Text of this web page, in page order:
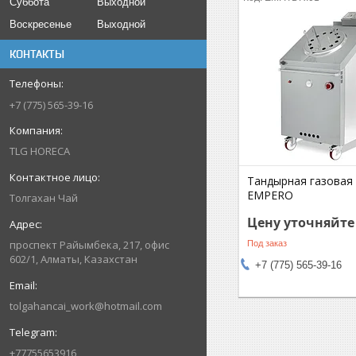
Воскресенье
Выходной
КОНТАКТЫ
+7 (775) 565-39-16
TLG HORECA
Толгахан Чай
проспект Райымбека, 217, офис
602/1, Алматы, Казахстан
tolgahancai_work@hotmail.com
+77755653916
Тандырная газовая
EMPERO
Цену уточняйте
Под заказ
+7 (775) 565-39-16